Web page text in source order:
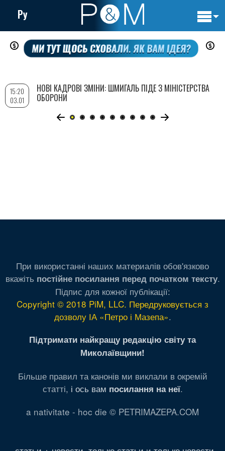
Перейти
до
вмісту
Ру
15:20
03.01
НОВІ КАДРОВІ ЗМІНИ: ШМИГАЛЬ ПІДЕ З МІНІСТЕРСТВА
ОБОРОНИ
При використанні наших материалів обов'язково
вкажіть постійне посилання перед початком тексту.
Підпис для кожної публікації:
Copyright © 2018 PiM, LLC. Передруковується з
дозволу ІА «Петро і Мазепа».
Підтримати найкращу редакцію світу та
Миколаївщини!
Більше правил та канонів ми виклали в окремій
статті, і ось вам посилання на неї.
a nativitate - hoc die © PETRIMAZEPA.COM